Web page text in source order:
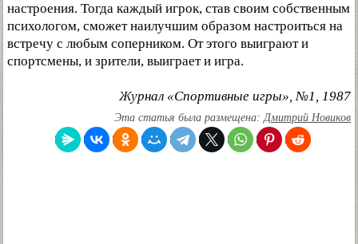
настроения. Тогда каждый игрок, став своим собственным
психологом, сможет наилучшим образом настроиться на
встречу с любым соперником. От этого выиграют и
спортсмены, и зрители, выиграет и игра.
Журнал «Спортивные игры», №1, 1987
Эта статья была размещена:Дмитрий Новиков